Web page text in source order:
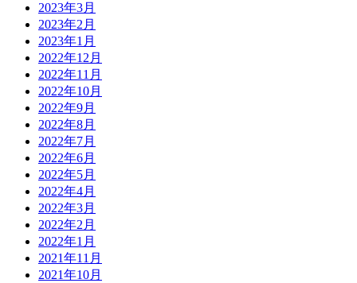
2023年3月
2023年2月
2023年1月
2022年12月
2022年11月
2022年10月
2022年9月
2022年8月
2022年7月
2022年6月
2022年5月
2022年4月
2022年3月
2022年2月
2022年1月
2021年11月
2021年10月